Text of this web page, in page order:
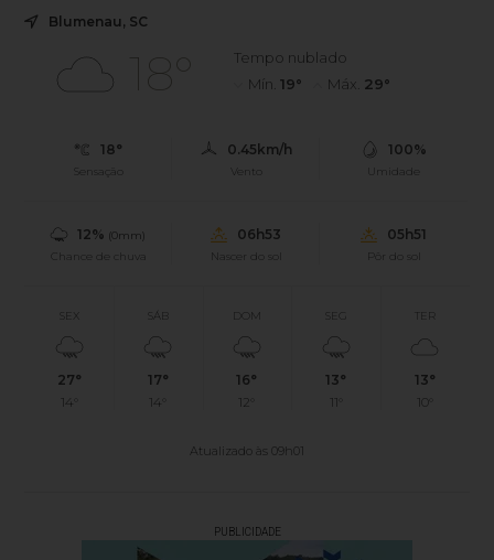
Blumenau, SC
18°
Tempo nublado
Mín. 19° Máx. 29°
18°
Sensação
0.45km/h
Vento
100%
Umidade
12% (0mm)
Chance de chuva
06h53
Nascer do sol
05h51
Pôr do sol
SEX
27°
14°
SÁB
17°
14°
DOM
16°
12°
SEG
13°
11°
TER
13°
10°
Atualizado às 09h01
PUBLICIDADE